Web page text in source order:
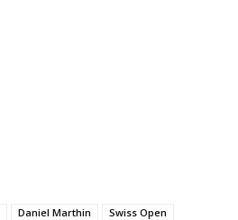
Daniel Marthin Swiss Open